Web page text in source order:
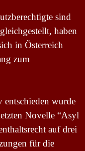
sind
haben
in Österreich
zum
entschieden wurde
Novelle “Asyl
auf drei
für die